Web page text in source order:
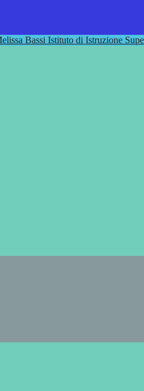
Istituto di Istruzione